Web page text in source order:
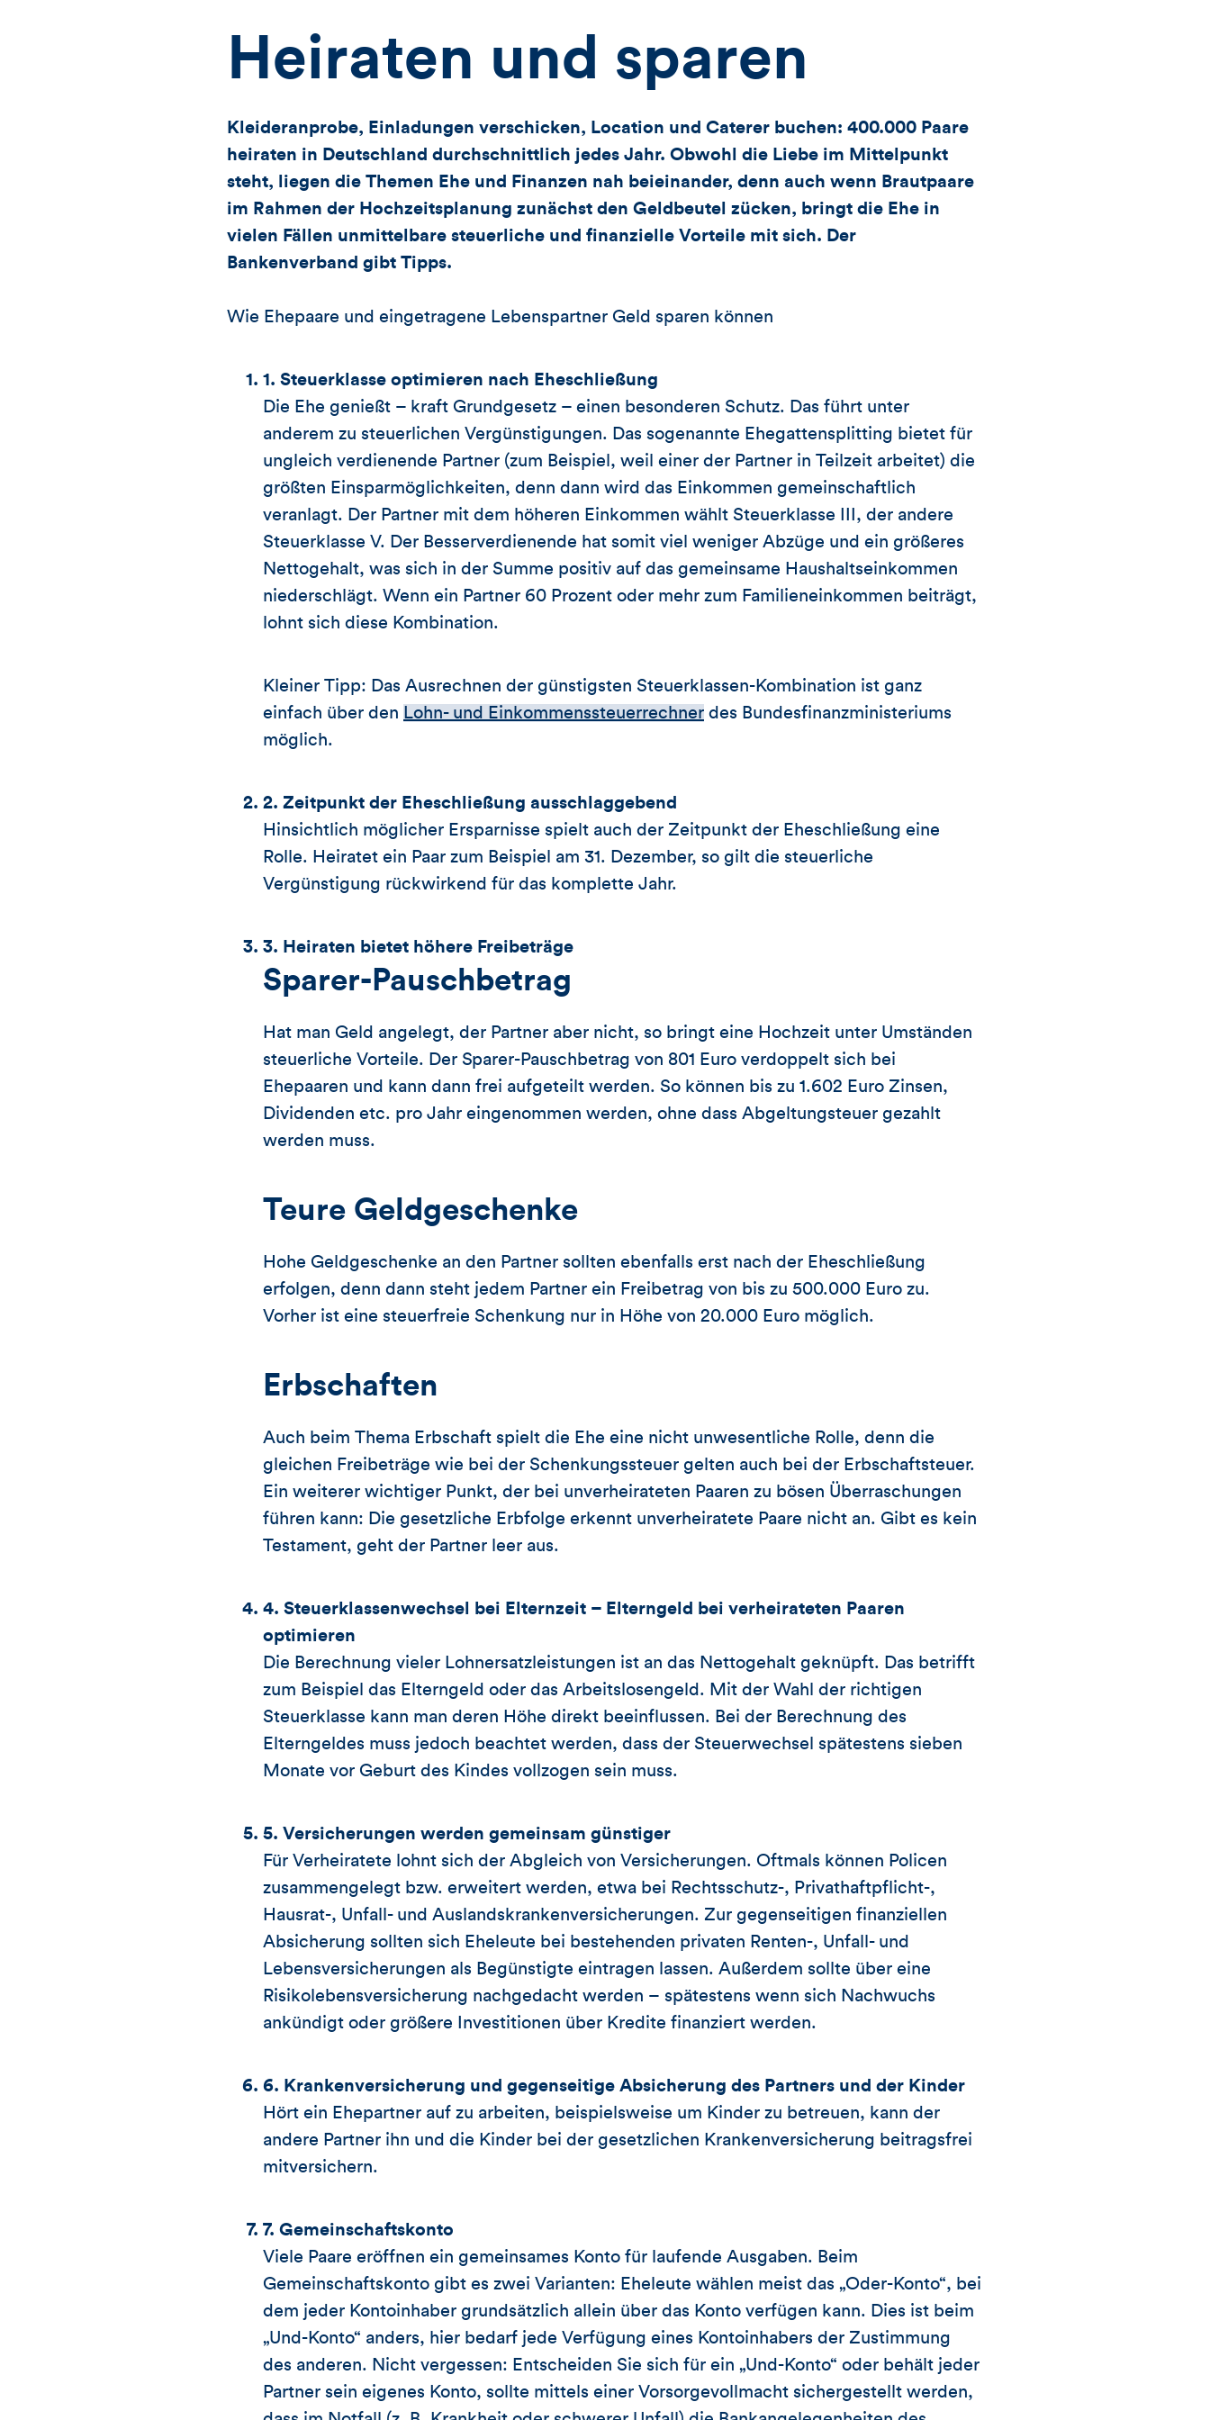
Likes
und
Kommentare
Heiraten und sparen
Kleideranprobe, Einladungen verschicken, Location und Caterer buchen: 400.000 Paare
heiraten in Deutschland durchschnittlich jedes Jahr. Obwohl die Liebe im Mittelpunkt
steht, liegen die Themen Ehe und Finanzen nah beieinander, denn auch wenn Brautpaare
im Rahmen der Hochzeitsplanung zunächst den Geldbeutel zücken, bringt die Ehe in
vielen Fällen unmittelbare steuerliche und finanzielle Vorteile mit sich. Der
Bankenverband gibt Tipps.
Wie Ehepaare und eingetragene Lebenspartner Geld sparen können
1. Steuerklasse optimieren nach Eheschließung
Die Ehe genießt – kraft Grundgesetz – einen besonderen Schutz. Das führt unter
anderem zu steuerlichen Vergünstigungen. Das sogenannte Ehegattensplitting bietet für
ungleich verdienende Partner (zum Beispiel, weil einer der Partner in Teilzeit arbeitet) die
größten Einsparmöglichkeiten, denn dann wird das Einkommen gemeinschaftlich
veranlagt. Der Partner mit dem höheren Einkommen wählt Steuerklasse III, der andere
Steuerklasse V. Der Besserverdienende hat somit viel weniger Abzüge und ein größeres
Nettogehalt, was sich in der Summe positiv auf das gemeinsame Haushaltseinkommen
niederschlägt. Wenn ein Partner 60 Prozent oder mehr zum Familieneinkommen beiträgt,
lohnt sich diese Kombination.
Kleiner Tipp: Das Ausrechnen der günstigsten Steuerklassen-Kombination ist ganz
einfach über den Lohn- und Einkommenssteuerrechner des Bundesfinanzministeriums
möglich.
2. Zeitpunkt der Eheschließung ausschlaggebend
Hinsichtlich möglicher Ersparnisse spielt auch der Zeitpunkt der Eheschließung eine
Rolle. Heiratet ein Paar zum Beispiel am 31. Dezember, so gilt die steuerliche
Vergünstigung rückwirkend für das komplette Jahr.
3. Heiraten bietet höhere Freibeträge
Sparer-Pauschbetrag
Hat man Geld angelegt, der Partner aber nicht, so bringt eine Hochzeit unter Umständen
steuerliche Vorteile. Der Sparer-Pauschbetrag von 801 Euro verdoppelt sich bei
Ehepaaren und kann dann frei aufgeteilt werden. So können bis zu 1.602 Euro Zinsen,
Dividenden etc. pro Jahr eingenommen werden, ohne dass Abgeltungsteuer gezahlt
werden muss.
Teure Geldgeschenke
Hohe Geldgeschenke an den Partner sollten ebenfalls erst nach der Eheschließung
erfolgen, denn dann steht jedem Partner ein Freibetrag von bis zu 500.000 Euro zu.
Vorher ist eine steuerfreie Schenkung nur in Höhe von 20.000 Euro möglich.
Erbschaften
Auch beim Thema Erbschaft spielt die Ehe eine nicht unwesentliche Rolle, denn die
gleichen Freibeträge wie bei der Schenkungssteuer gelten auch bei der Erbschaftsteuer.
Ein weiterer wichtiger Punkt, der bei unverheirateten Paaren zu bösen Überraschungen
führen kann: Die gesetzliche Erbfolge erkennt unverheiratete Paare nicht an. Gibt es kein
Testament, geht der Partner leer aus.
4. Steuerklassenwechsel bei Elternzeit – Elterngeld bei verheirateten Paaren
optimieren
Die Berechnung vieler Lohnersatzleistungen ist an das Nettogehalt geknüpft. Das betrifft
zum Beispiel das Elterngeld oder das Arbeitslosengeld. Mit der Wahl der richtigen
Steuerklasse kann man deren Höhe direkt beeinflussen. Bei der Berechnung des
Elterngeldes muss jedoch beachtet werden, dass der Steuerwechsel spätestens sieben
Monate vor Geburt des Kindes vollzogen sein muss.
5. Versicherungen werden gemeinsam günstiger
Für Verheiratete lohnt sich der Abgleich von Versicherungen. Oftmals können Policen
zusammengelegt bzw. erweitert werden, etwa bei Rechtsschutz-, Privathaftpflicht-,
Hausrat-, Unfall- und Auslandskrankenversicherungen. Zur gegenseitigen finanziellen
Absicherung sollten sich Eheleute bei bestehenden privaten Renten-, Unfall- und
Lebensversicherungen als Begünstigte eintragen lassen. Außerdem sollte über eine
Risikolebensversicherung nachgedacht werden – spätestens wenn sich Nachwuchs
ankündigt oder größere Investitionen über Kredite finanziert werden.
6. Krankenversicherung und gegenseitige Absicherung des Partners und der Kinder
Hört ein Ehepartner auf zu arbeiten, beispielsweise um Kinder zu betreuen, kann der
andere Partner ihn und die Kinder bei der gesetzlichen Krankenversicherung beitragsfrei
mitversichern.
7. Gemeinschaftskonto
Viele Paare eröffnen ein gemeinsames Konto für laufende Ausgaben. Beim
Gemeinschaftskonto gibt es zwei Varianten: Eheleute wählen meist das „Oder-Konto“, bei
dem jeder Kontoinhaber grundsätzlich allein über das Konto verfügen kann. Dies ist beim
„Und-Konto“ anders, hier bedarf jede Verfügung eines Kontoinhabers der Zustimmung
des anderen. Nicht vergessen: Entscheiden Sie sich für ein „Und-Konto“ oder behält jeder
Partner sein eigenes Konto, sollte mittels einer Vorsorgevollmacht sichergestellt werden,